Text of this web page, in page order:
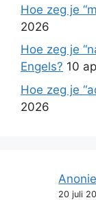
Hoe zeg je
2026
Hoe zeg je
Engels? 10
Hoe zeg je
2026
20 juli